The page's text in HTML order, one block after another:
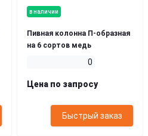
в наличии
Пивная колонна П-образная
на 6 сортов медь
0
Цена по запросу
Быстрый заказ